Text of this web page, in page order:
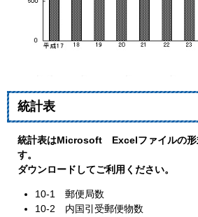
統計表
統計表はMicrosoft Excelファイルの形
す。
ダウンロードしてご利用ください。
10-1 郵便局数
10-2 内国引受郵便物数